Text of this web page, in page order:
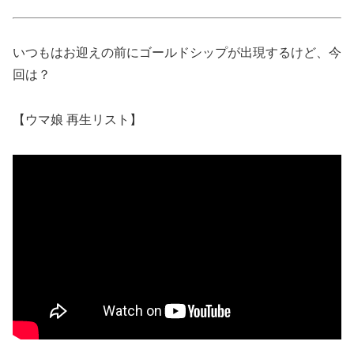
いつもはお迎えの前にゴールドシップが出現するけど、今
回は？
【ウマ娘 再生リスト】